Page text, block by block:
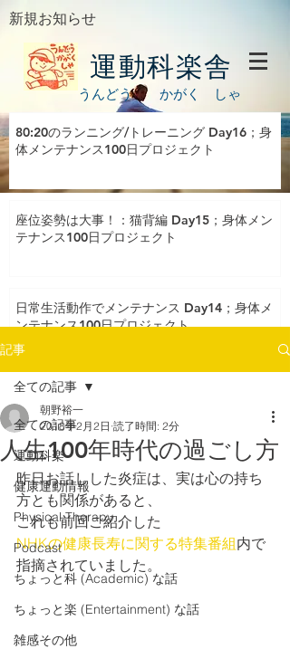
新規お知らせ
運動科楽舎
うんどう かがく しゃ
80:20のランニング/トレーニング Day16；身
体メンテナンス100日プロジェクト
座位姿勢は大事！：猫背編 Day15；身体メン
テナンス100日プロジェクト
日常生活動作でメンテナンス Day14；身体メ
ンテナンス100日プロジェクト
記事
全ての記事
運動科楽
健康運動情報
Physical Therapy
Podcast
ちょっと科 (Academic) な話
ちょっと楽 (Entertainment) な話
雑感その他
全ての記事
人生100年時代の過ごし方
朝野裕一
2018年2月2日 読了時間: 2分
昨日お話しした炎症は、実は心の持ち
方とも関係があると、
これも前回ご紹介した
NHKの健康長寿に関する特集番組内で
指摘されていました。